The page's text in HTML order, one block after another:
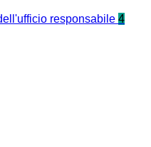
responsabile 4